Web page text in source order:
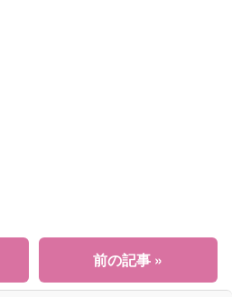
前の記事 »